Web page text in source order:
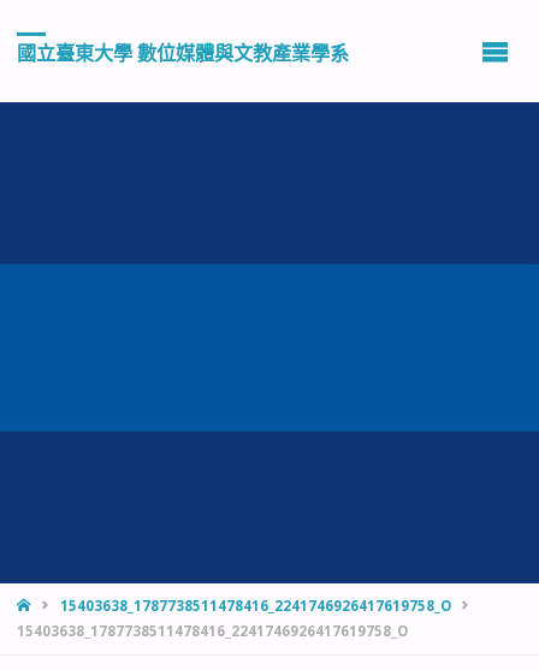
國立臺東大學 數位媒體與文教產業學系
HOME15403638_1787738511478416_2241746926417619758_O
15403638_1787738511478416_2241746926417619758_O